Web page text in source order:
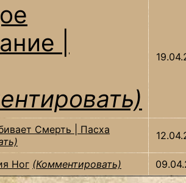
|
Смерть | Пасха
Ног (Комментировать)